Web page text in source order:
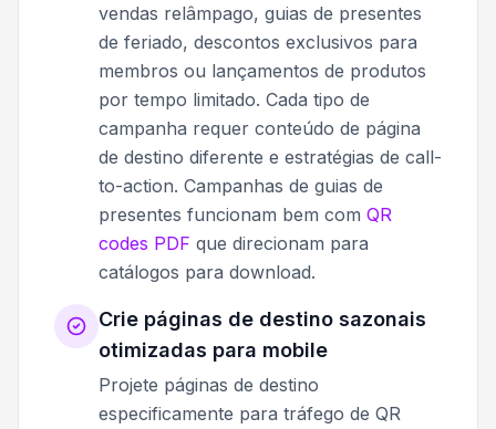
vendas relâmpago, guias de presentes
de feriado, descontos exclusivos para
membros ou lançamentos de produtos
por tempo limitado. Cada tipo de
campanha requer conteúdo de página
de destino diferente e estratégias de call-
to-action. Campanhas de guias de
presentes funcionam bem com QR
codes PDF que direcionam para
catálogos para download.
Crie páginas de destino sazonais
otimizadas para mobile
Projete páginas de destino
especificamente para tráfego de QR